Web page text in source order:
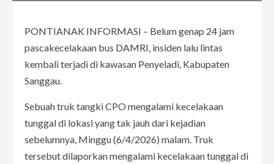
PONTIANAK INFORMASI – Belum genap 24 jam
pascakecelakaan bus DAMRI, insiden lalu lintas
kembali terjadi di kawasan Penyeladi, Kabupaten
Sanggau.
Sebuah truk tangki CPO mengalami kecelakaan
tunggal di lokasi yang tak jauh dari kejadian
sebelumnya, Minggu (6/4/2026) malam. Truk
tersebut dilaporkan mengalami kecelakaan tunggal di